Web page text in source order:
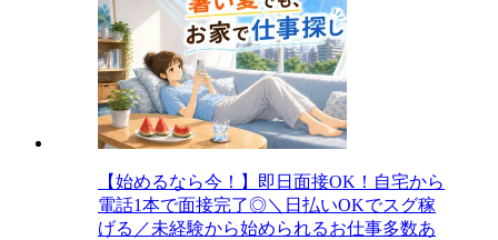
【始めるなら今！】即日面接OK！自宅から
電話1本で面接完了◎＼日払いOKでスグ稼
げる／未経験から始められるお仕事多数あ